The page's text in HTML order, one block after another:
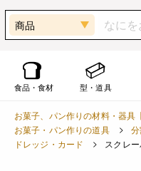
商品
食品・食材 型・道具
お菓子、パン作りの材料・器具
お菓子・パン作りの道具
ドレッジ・カード
スクレ